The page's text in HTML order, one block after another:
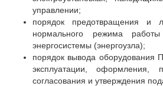
управлении;
порядок предотвращения и
нормального режима работы
энергосистемы (энергоузла);
порядок вывода
эксплуатации, оформления,
согласования и утверждения